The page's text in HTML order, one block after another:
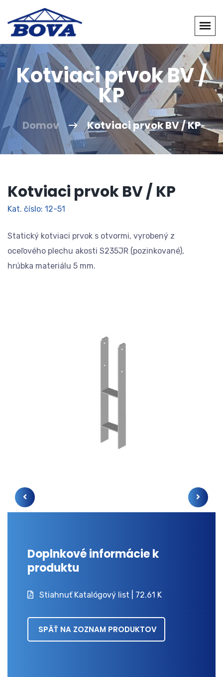
Kotviaci prvok BV /
KP
Domov Kotviaci prvok BV / KP
Kotviaci prvok BV / KP
Kat. číslo: 12-51
Statický kotviaci prvok s otvormi, vyrobený z
oceľového plechu akosti S235JR (pozinkované),
hrúbka materiálu 5 mm.
Doplnkové informácie k
produktu
Stiahnuť Katalógový list | 72.61 K
SPÄŤ NA ZOZNAM PRODUKTOV